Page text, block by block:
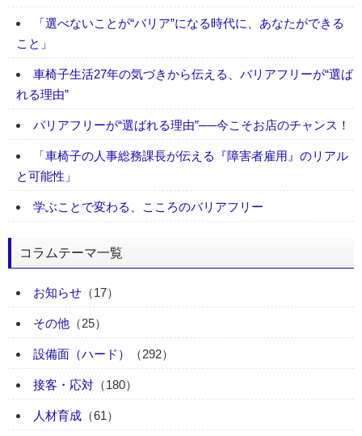
「選べないことが“バリア”になる時代に、あなたができる
こと」
車椅子生活27年の気づきから伝える、バリアフリーが“選ば
れる理由”
バリアフリーが“選ばれる理由”──今こそお店のチャンス！
「車椅子の人事総務課長が伝える『障害者雇用』のリアル
と可能性」
学ぶことで変わる、こころのバリアフリー
コラムテーマ一覧
お知らせ （17）
その他 （25）
設備面（ハード） （292）
接客・応対 （180）
人材育成 （61）